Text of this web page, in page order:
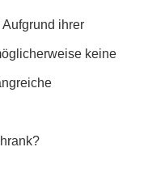
ihrer
keine